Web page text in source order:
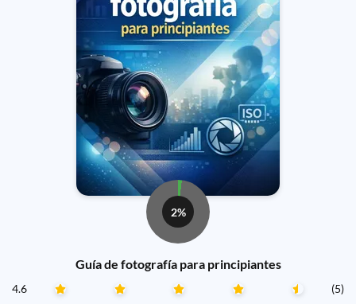
2%
Guía de fotografía para principiantes
4.6
(5)